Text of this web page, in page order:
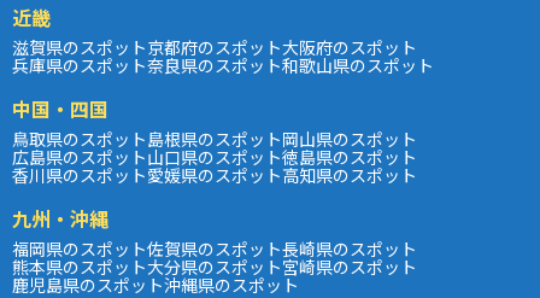
近畿
滋賀県のスポット京都府のスポット大阪府のスポット
兵庫県のスポット奈良県のスポット和歌山県のスポット
中国・四国
鳥取県のスポット島根県のスポット岡山県のスポット
広島県のスポット山口県のスポット徳島県のスポット
香川県のスポット愛媛県のスポット高知県のスポット
九州・沖縄
福岡県のスポット佐賀県のスポット長崎県のスポット
熊本県のスポット大分県のスポット宮崎県のスポット
鹿児島県のスポット沖縄県のスポット